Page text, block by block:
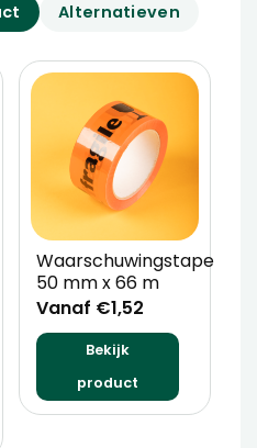
Alternatieven
Waarschuwingstape
50 mm x 66 m
Vanaf €1,52
Bekijk
product